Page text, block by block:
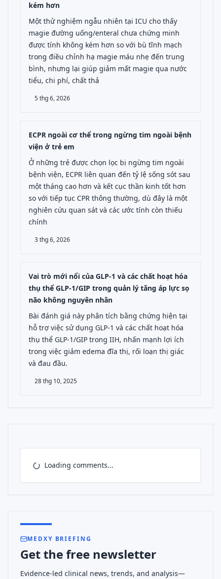
kém hơn
Một thử nghiệm ngẫu nhiên tại ICU cho thấy
magie đường uống/enteral chưa chứng minh
được tính không kém hơn so với bù tĩnh mạch
trong điều chỉnh hạ magie máu nhẹ đến trung
bình, nhưng lại giúp giảm mất magie qua nước
tiểu, chi phí, chất thả
5 thg 6, 2026
ECPR ngoài cơ thể trong ngừng tim ngoài bệnh
viện ở trẻ em
Ở những trẻ được chọn lọc bị ngừng tim ngoài
bệnh viện, ECPR liên quan đến tỷ lệ sống sót sau
một tháng cao hơn và kết cục thần kinh tốt hơn
so với tiếp tục CPR thông thường, dù đây là một
nghiên cứu quan sát và các ước tính còn thiếu
chính
3 thg 6, 2026
Vai trò mới nổi của GLP-1 và các chất hoạt hóa
thụ thể GLP-1/GIP trong quản lý tăng áp lực sọ
não không nguyên nhân
Bài đánh giá này phân tích bằng chứng hiện tại
hỗ trợ việc sử dụng GLP-1 và các chất hoạt hóa
thụ thể GLP-1/GIP trong IIH, nhấn mạnh lợi ích
trong việc giảm edema đĩa thị, rối loạn thị giác
và đau đầu.
28 thg 10, 2025
Loading comments...
MEDXY BRIEFING
Get the free newsletter
Evidence-led clinical news, trends, and analysis—